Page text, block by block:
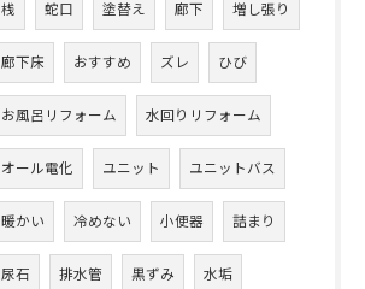
桟 蛇口 塗替え 廊下 増し張り
廊下床 おすすめ ズレ ひび
お風呂リフォーム 水回りリフォーム
オール電化 ユニット ユニットバス
暖かい 冷めない 小便器 詰まり
尿石 排水管 黒ずみ 水垢